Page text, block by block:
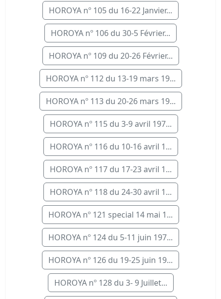
HOROYA nº 105 du 16-22 Janvier...
HOROYA nº 106 du 30-5 Février...
HOROYA nº 109 du 20-26 Février...
HOROYA nº 112 du 13-19 mars 19...
HOROYA nº 113 du 20-26 mars 19...
HOROYA nº 115 du 3-9 avril 197...
HOROYA nº 116 du 10-16 avril 1...
HOROYA nº 117 du 17-23 avril 1...
HOROYA nº 118 du 24-30 avril 1...
HOROYA nº 121 special 14 mai 1...
HOROYA nº 124 du 5-11 juin 197...
HOROYA nº 126 du 19-25 juin 19...
HOROYA nº 128 du 3- 9 Juillet...